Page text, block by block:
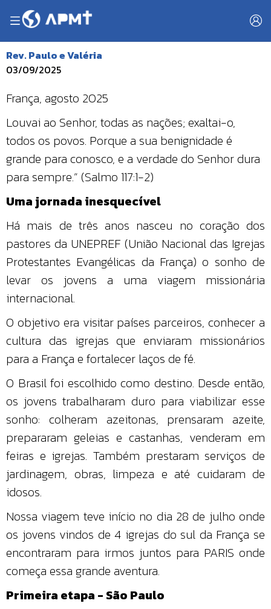
Rev. Paulo e Valéria
03/09/2025
França, agosto 2025
Louvai ao Senhor, todas as nações; exaltai-o,
todos os povos. Porque a sua benignidade é
grande para conosco, e a verdade do Senhor dura
para sempre.” (Salmo 117:1-2)
Uma jornada inesquecível
Há mais de três anos nasceu no coração dos
pastores da UNEPREF (União Nacional das Igrejas
Protestantes Evangélicas da França) o sonho de
levar os jovens a uma viagem missionária
internacional.
O objetivo era visitar países parceiros, conhecer a
cultura das igrejas que enviaram missionários
para a França e fortalecer laços de fé.
O Brasil foi escolhido como destino. Desde então,
os jovens trabalharam duro para viabilizar esse
sonho: colheram azeitonas, prensaram azeite,
prepararam geleias e castanhas, venderam em
feiras e igrejas. Também prestaram serviços de
jardinagem, obras, limpeza e até cuidaram de
idosos.
Nossa viagem teve início no dia 28 de julho onde
os jovens vindos de 4 igrejas do sul da França se
encontraram para irmos juntos para PARIS onde
começa essa grande aventura.
Primeira etapa - São Paulo